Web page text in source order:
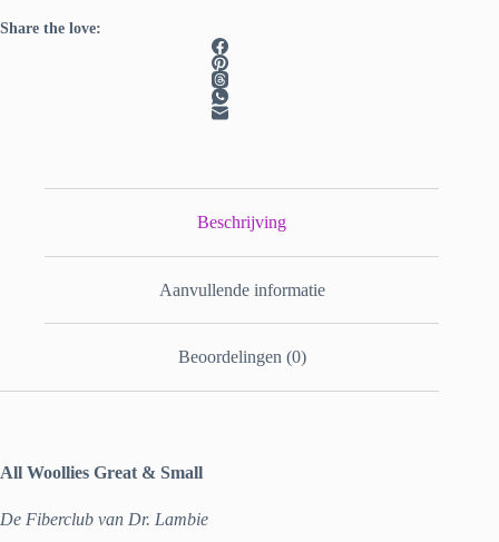
Share the love:
Beschrijving
Aanvullende informatie
Beoordelingen (0)
All Woollies Great & Small
De Fiberclub van Dr. Lambie